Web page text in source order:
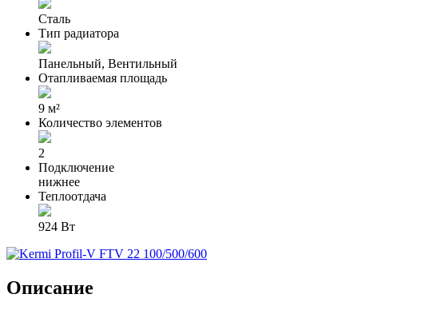
Сталь
Тип радиатора
Панельный, Вентильный
Отапливаемая площадь
9 м²
Количество элементов
2
Подключение
нижнее
Теплоотдача
924 Вт
Описание